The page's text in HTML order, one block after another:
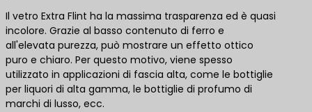
Il vetro Extra Flint ha la massima trasparenza ed è quasi
incolore. Grazie al basso contenuto di ferro e
all'elevata purezza, può mostrare un effetto ottico
puro e chiaro. Per questo motivo, viene spesso
utilizzato in applicazioni di fascia alta, come le bottiglie
per liquori di alta gamma, le bottiglie di profumo di
marchi di lusso, ecc.